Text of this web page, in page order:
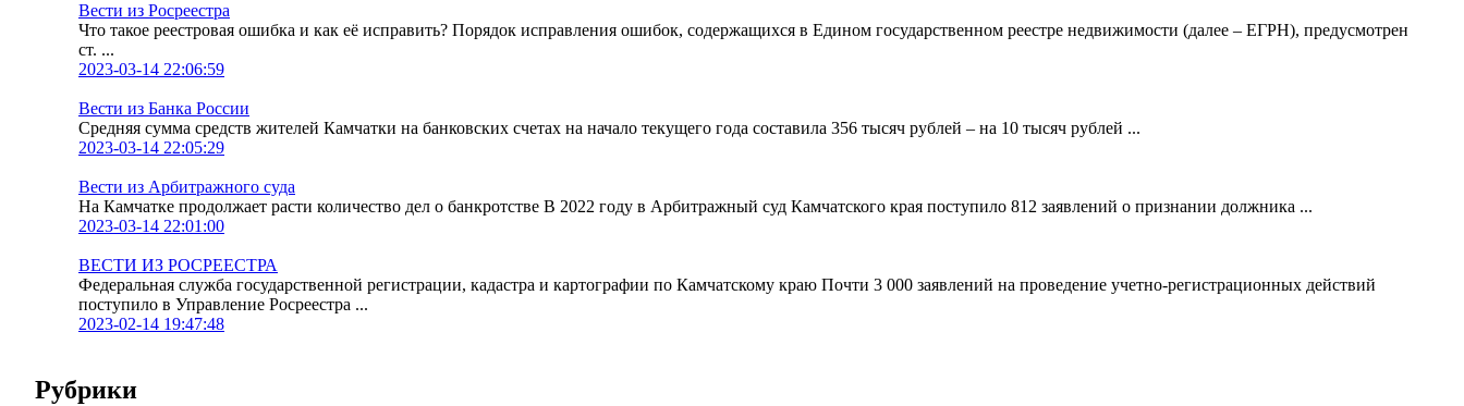
Вести из Росреестра
Что такое реестровая ошибка и как её исправить? Порядок исправления ошибок, содержащихся в Едином государственном реестре недвижимости (далее – ЕГРН), предусмотрен
ст. ...
2023-03-14 22:06:59
Вести из Банка России
Средняя сумма средств жителей Камчатки на банковских счетах на начало текущего года составила 356 тысяч рублей – на 10 тысяч рублей ...
2023-03-14 22:05:29
Вести из Арбитражного суда
На Камчатке продолжает расти количество дел о банкротстве В 2022 году в Арбитражный суд Камчатского края поступило 812 заявлений о признании должника ...
2023-03-14 22:01:00
ВЕСТИ ИЗ РОСРЕЕСТРА
Федеральная служба государственной регистрации, кадастра и картографии по Камчатскому краю Почти 3 000 заявлений на проведение учетно-регистрационных действий
поступило в Управление Росреестра ...
2023-02-14 19:47:48
Рубрики